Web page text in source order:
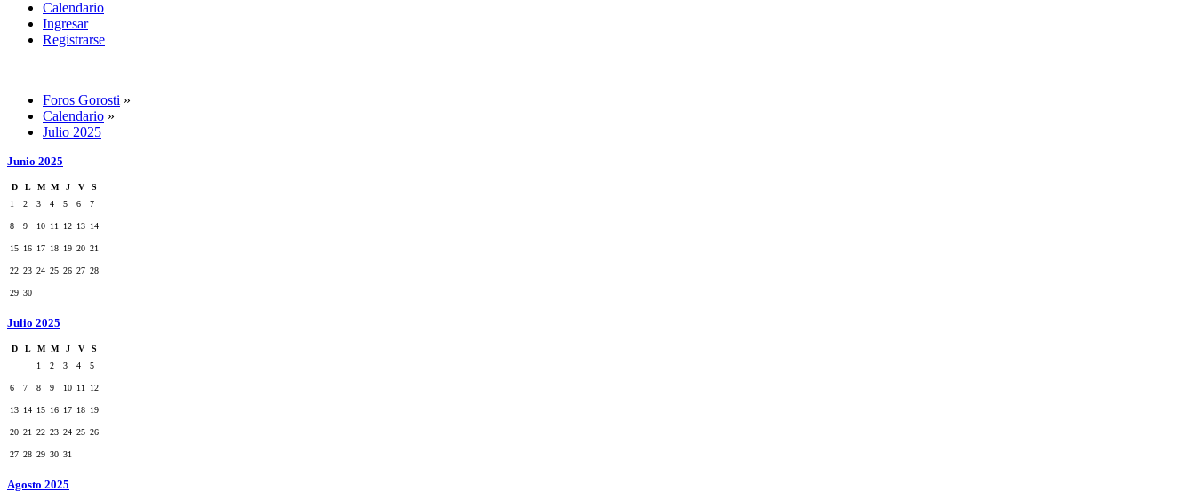
Calendario
Ingresar
Registrarse
Foros Gorosti »
Calendario »
Julio 2025
Junio 2025
D L M M J V
S
1
2 3 4 5 6 7
8 9 10 11 12 13 14
15 16 17 18 19 20 21
22 23 24 25 26 27 28
29 30
Julio 2025
D L M M J V
S
1
2 3 4 5
6 7 8 9 10 11 12
13 14 15 16 17 18 19
20 21 22 23 24 25 26
27 28 29 30 31
Agosto 2025